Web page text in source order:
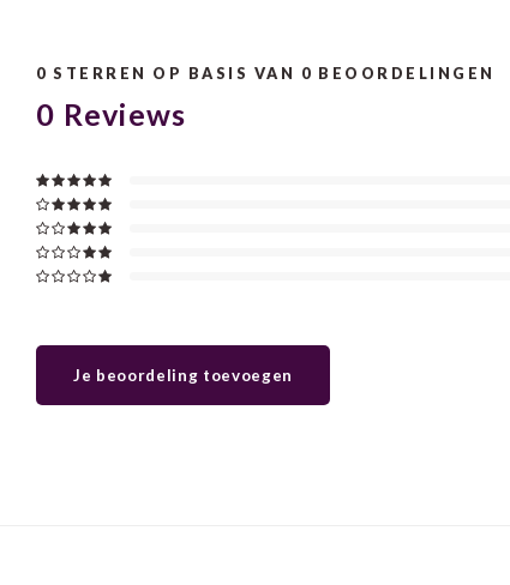
0 STERREN OP BASIS VAN 0 BEOORDELINGEN
0 Reviews
Je beoordeling toevoegen